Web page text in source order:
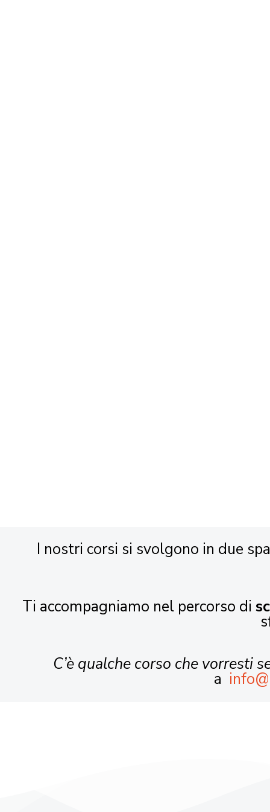
I nostri corsi si svolgono in due
Ti accompagniamo nel percorso di
C’è qualche corso che vorresti
a